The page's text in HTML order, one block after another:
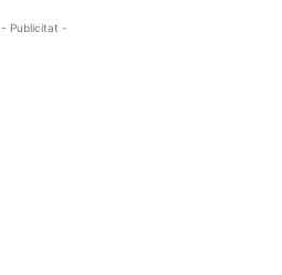
- Publicitat -